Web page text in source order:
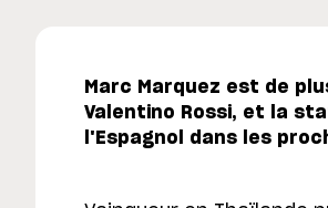
Marc Marquez est de
Valentino Rossi, et la
l'Espagnol dans les